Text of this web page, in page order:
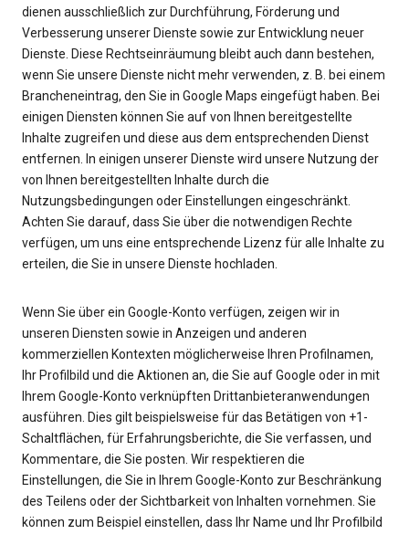
dienen ausschließlich zur Durchführung, Förderung und
Verbesserung unserer Dienste sowie zur Entwicklung neuer
Dienste. Diese Rechtseinräumung bleibt auch dann bestehen,
wenn Sie unsere Dienste nicht mehr verwenden, z. B. bei einem
Brancheneintrag, den Sie in Google Maps eingefügt haben. Bei
einigen Diensten können Sie auf von Ihnen bereitgestellte
Inhalte zugreifen und diese aus dem entsprechenden Dienst
entfernen. In einigen unserer Dienste wird unsere Nutzung der
von Ihnen bereitgestellten Inhalte durch die
Nutzungsbedingungen oder Einstellungen eingeschränkt.
Achten Sie darauf, dass Sie über die notwendigen Rechte
verfügen, um uns eine entsprechende Lizenz für alle Inhalte zu
erteilen, die Sie in unsere Dienste hochladen.
Wenn Sie über ein Google-Konto verfügen, zeigen wir in
unseren Diensten sowie in Anzeigen und anderen
kommerziellen Kontexten möglicherweise Ihren Profilnamen,
Ihr Profilbild und die Aktionen an, die Sie auf Google oder in mit
Ihrem Google-Konto verknüpften Drittanbieteranwendungen
ausführen. Dies gilt beispielsweise für das Betätigen von +1-
Schaltflächen, für Erfahrungsberichte, die Sie verfassen, und
Kommentare, die Sie posten. Wir respektieren die
Einstellungen, die Sie in Ihrem Google-Konto zur Beschränkung
des Teilens oder der Sichtbarkeit von Inhalten vornehmen. Sie
können zum Beispiel einstellen, dass Ihr Name und Ihr Profilbild